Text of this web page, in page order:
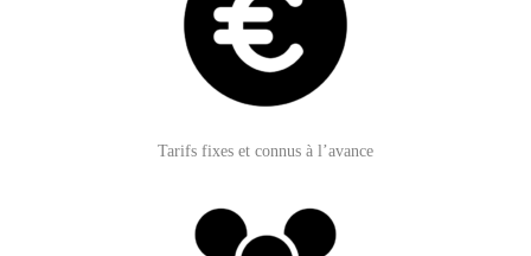
Tarifs fixes et connus à l’avance